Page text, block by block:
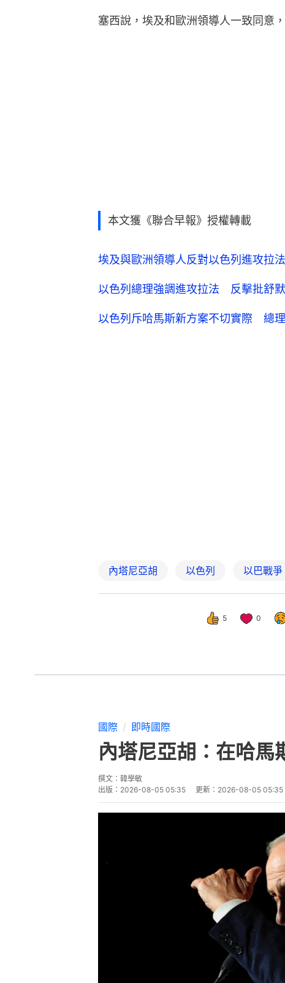
塞西說，埃及和歐洲領導人一致同意
本文獲《聯合早報》授權轉載
埃及與歐洲領導人反對以色列進攻拉
以色列總理強調進攻拉法 反擊批舒
以色列斥哈馬斯新方案不切實際 總
內塔尼亞胡 以色列 以巴戰爭
5 0
國際 即時國際
內塔尼亞胡：在哈
撰文： 韓學敏
出版： 2026-08-05 05:35 更新： 2026-08-05 05:35